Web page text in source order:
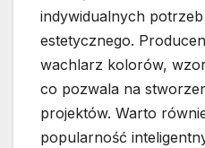
indywidualnych
estetycznego.
wachlarz kolorów,
co pozwala na
projektów. Warto
popularność